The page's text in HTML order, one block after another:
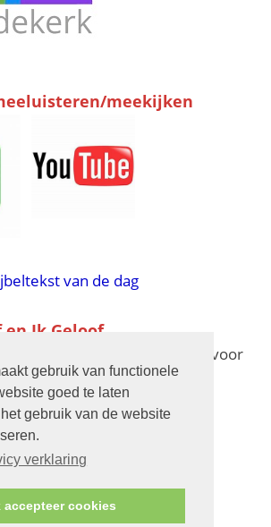
gebruik van functionele
goed te laten
gebruik van de website
verklaring
accepteer cookies
meekijken
van de dag
en Ik Geloof
voor
in 2025 en 2026